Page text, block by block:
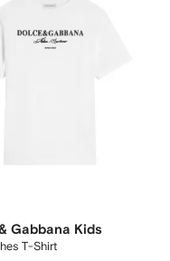
Gabbana Kids
T-Shirt